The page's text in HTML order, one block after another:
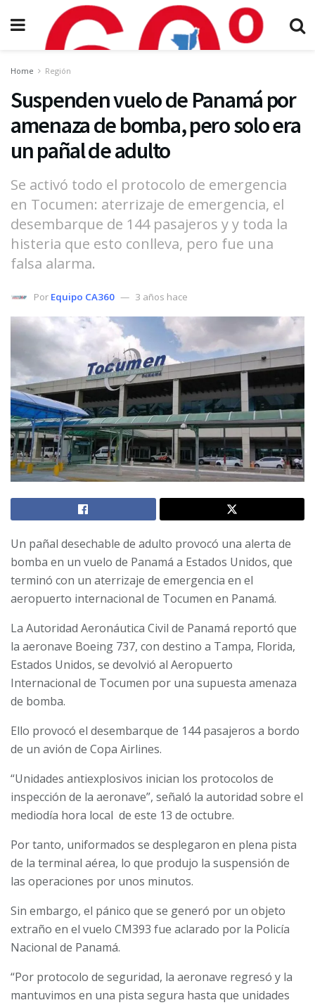
Home Región
Suspenden vuelo de Panamá por
amenaza de bomba, pero solo era
un pañal de adulto
Se activó todo el protocolo de emergencia
en Tocumen: aterrizaje de emergencia, el
desembarque de 144 pasajeros y y toda la
histeria que esto conlleva, pero fue una
falsa alarma.
Por Equipo CA360 3 años hace
Un pañal desechable de adulto provocó una alerta de
bomba en un vuelo de Panamá a Estados Unidos, que
terminó con un aterrizaje de emergencia en el
aeropuerto internacional de Tocumen en Panamá.
La Autoridad Aeronáutica Civil de Panamá reportó que
la aeronave Boeing 737, con destino a Tampa, Florida,
Estados Unidos, se devolvió al Aeropuerto
Internacional de Tocumen por una supuesta amenaza
de bomba.
Ello provocó el desembarque de 144 pasajeros a bordo
de un avión de Copa Airlines.
“Unidades antiexplosivos inician los protocolos de
inspección de la aeronave”, señaló la autoridad sobre el
mediodía hora local de este 13 de octubre.
Por tanto, uniformados se desplegaron en plena pista
de la terminal aérea, lo que produjo la suspensión de
las operaciones por unos minutos.
Sin embargo, el pánico que se generó por un objeto
extraño en el vuelo CM393 fue aclarado por la Policía
Nacional de Panamá.
“Por protocolo de seguridad, la aeronave regresó y la
mantuvimos en una pista segura hasta que unidades